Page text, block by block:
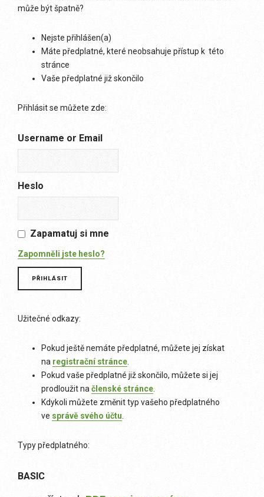
může být špatně?
Nejste přihlášen(a)
Máte předplatné, které neobsahuje přístup k této
stránce
Vaše předplatné již skončilo
Přihlásit se můžete zde:
Username or Email
Heslo
Zapamatuj si mne
Zapomněli jste heslo?
Užitečné odkazy:
Pokud ještě nemáte předplatné, můžete jej získat
na registrační stránce
Pokud vaše předplatné již skončilo, můžete si jej
prodloužit na členské stránce
Kdykoli můžete změnit typ vašeho předplatného
ve správě svého účtu
Typy předplatného:
BASIC